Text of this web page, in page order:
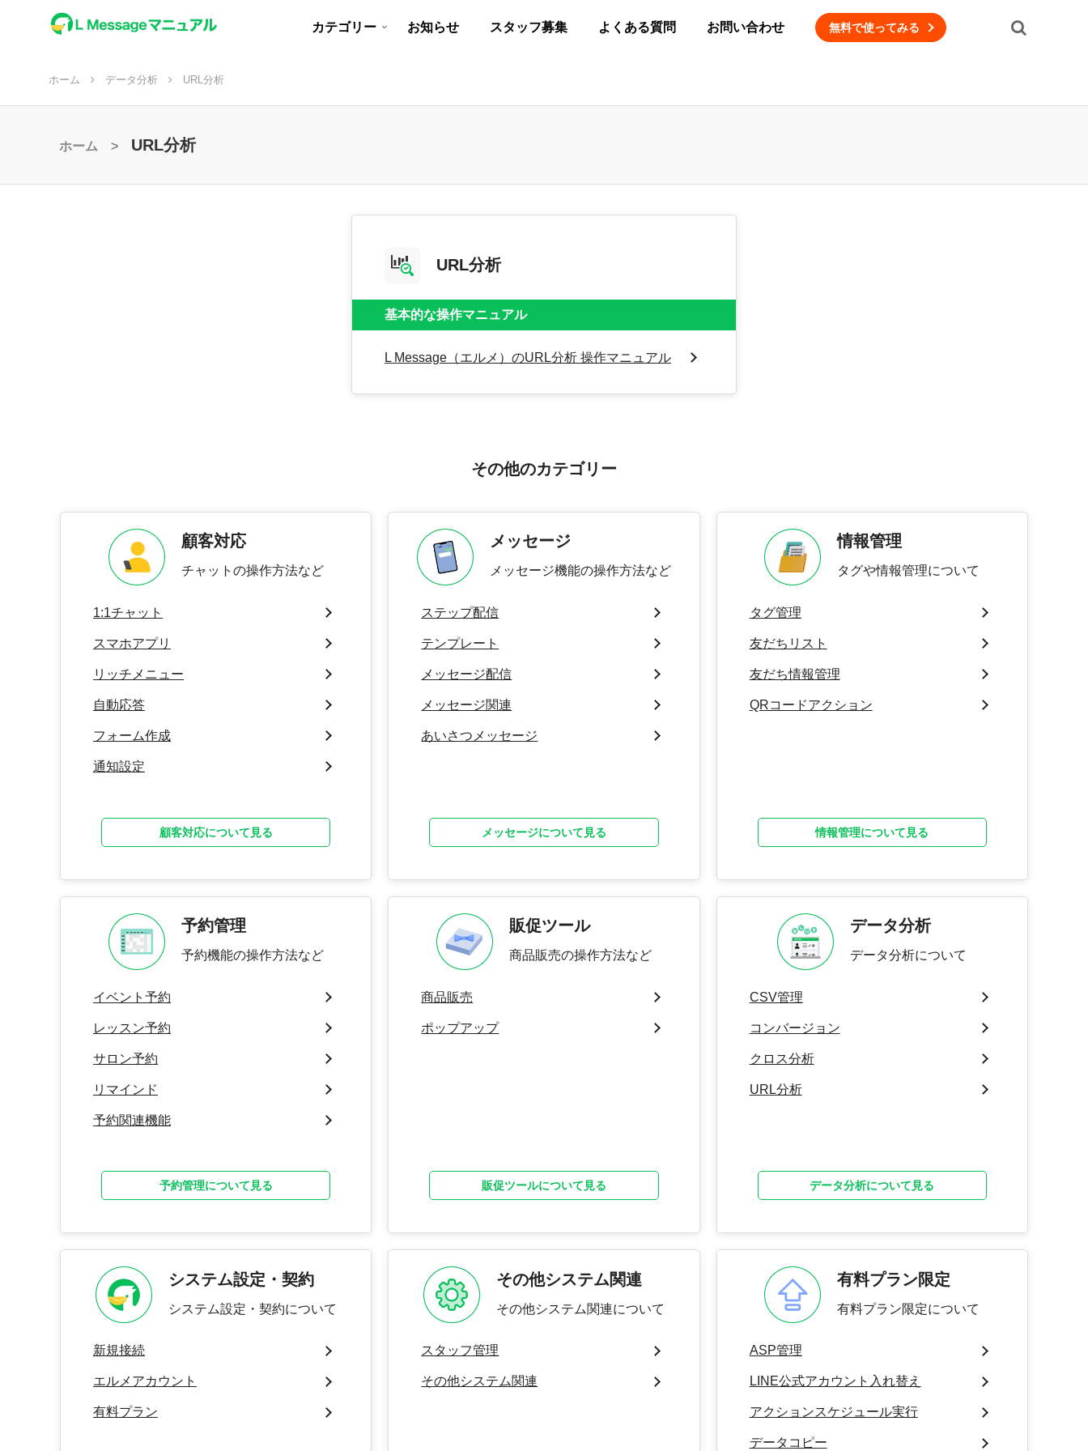
カテゴリー お知らせ スタッフ募集 よくある質問 お問い合わせ 無料で使ってみる
ホーム データ分析 URL分析
ホーム > URL分析
URL分析
基本的な操作マニュアル
L Message（エルメ）のURL分析 操作マニュアル
その他のカテゴリー
顧客対応
チャットの操作方法など
1:1チャット
スマホアプリ
リッチメニュー
自動応答
フォーム作成
通知設定
顧客対応について見る
メッセージ
メッセージ機能の操作方法など
ステップ配信
テンプレート
メッセージ配信
メッセージ関連
あいさつメッセージ
メッセージについて見る
情報管理
タグや情報管理について
タグ管理
友だちリスト
友だち情報管理
QRコードアクション
情報管理について見る
予約管理
予約機能の操作方法など
イベント予約
レッスン予約
サロン予約
リマインド
予約関連機能
予約管理について見る
販促ツール
商品販売の操作方法など
商品販売
ポップアップ
販促ツールについて見る
データ分析
データ分析について
CSV管理
コンバージョン
クロス分析
URL分析
データ分析について見る
システム設定・契約
システム設定・契約について
新規接続
エルメアカウント
有料プラン
その他システム関連
その他システム関連について
スタッフ管理
その他システム関連
有料プラン限定
有料プラン限定について
ASP管理
LINE公式アカウント入れ替え
アクションスケジュール実行
データコピー